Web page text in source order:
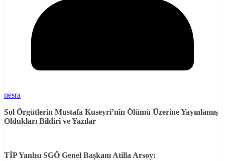
nesra
Sol Örgütlerin Mustafa Kuseyri’nin Ölümü Üzerine Yayınlamış
Oldukları Bildiri ve Yazılar
TİP Yanlısı SGÖ Genel Başkanı Atilla Arsoy: